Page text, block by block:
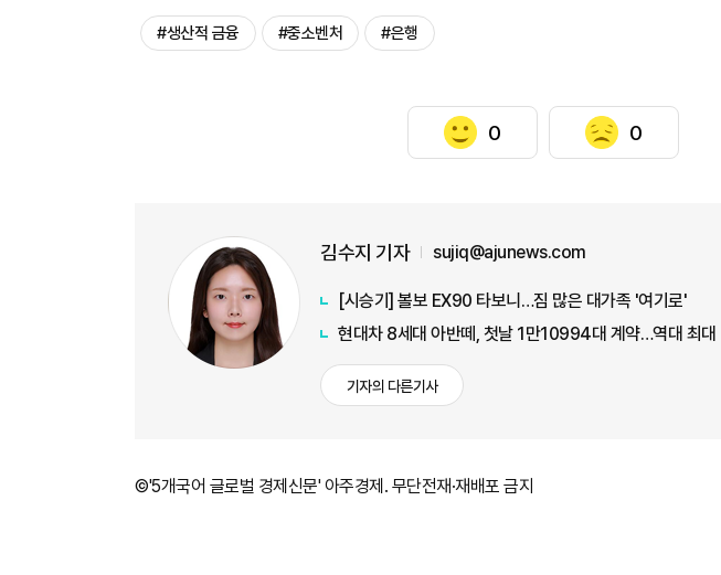
#생산적 금융 #중소벤처 #은행
0 0
김수지 기자 sujiq@ajunews.com
[시승기] 볼보 EX90 타보니…짐 많은 대가족 '여기로'
현대차 8세대 아반떼, 첫날 1만10994대 계약…역대 최대
기자의 다른기사
©'5개국어 글로벌 경제신문' 아주경제. 무단전재·재배포 금지